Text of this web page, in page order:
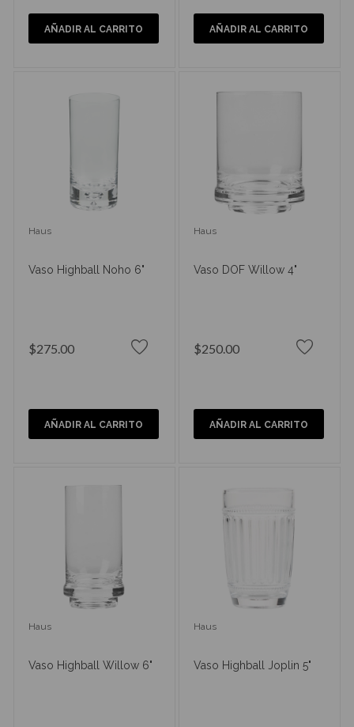
AÑADIR AL CARRITO AÑADIR AL CARRITO
Haus
Vaso Highball Noho 6"
$275.00
AÑADIR AL CARRITO
Haus
Vaso DOF Willow 4"
$250.00
AÑADIR AL CARRITO
Haus
Vaso Highball Willow 6"
Haus
Vaso Highball Joplin 5"